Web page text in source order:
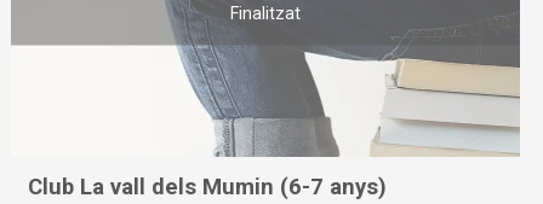
Finalitzat
Club La vall dels Mumin (6-7 anys)